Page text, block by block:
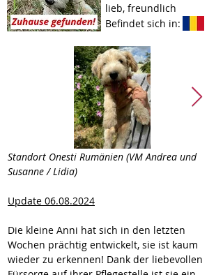
lieb, freundlich
Befindet sich in:
Standort Onesti Rumänien (VM Andrea und
Susanne / Lidia)
Update 06.08.2024
Die kleine Anni hat sich in den letzten
Wochen prächtig entwickelt, sie ist kaum
wieder zu erkennen! Dank der liebevollen